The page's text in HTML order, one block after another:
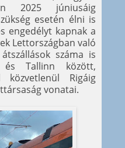
2025 júniusáig
esetén élni is
engedélyt kapnak a
Lettországban való
száma is
és Tallinn között,
közvetlenül Rigáig
vonatai.